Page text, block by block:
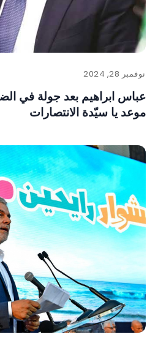
نوفمبر 28, 2024
عباس ابراهيم بعد جولة في
موعد يا سيّدة الانتصارات